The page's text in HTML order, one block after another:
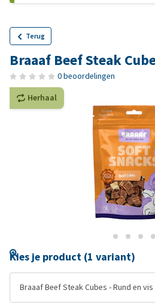
Terug
Braaaf Beef Steak
0 beoordelingen
Herhaal
Kies je product (1 variant)
Braaaf Beef Steak Cubes - Rund en vis